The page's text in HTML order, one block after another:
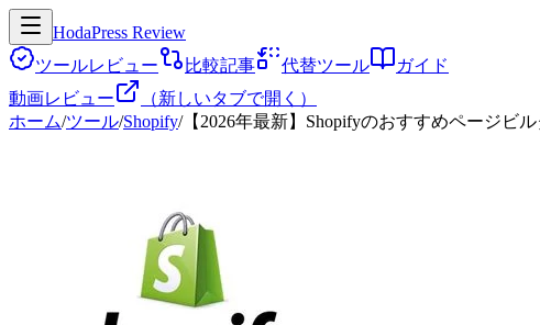
HodaPress Review
ツールレビュー
比較記事 代替ツール
ガイド
動画レビュー
（新しいタブで開く）
ホーム/ツール/Shopify/【2026年最新】Shopifyのおすすめページビ